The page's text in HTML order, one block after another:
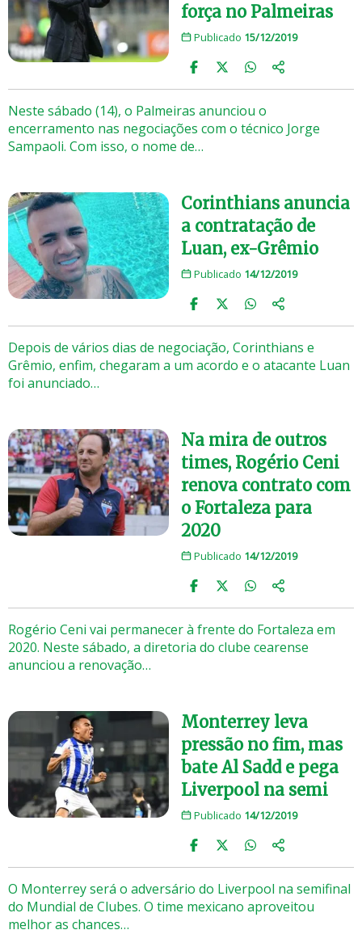
força no Palmeiras
Publicado 15/12/2019
Neste sábado (14), o Palmeiras anunciou o
encerramento nas negociações com o técnico Jorge
Sampaoli. Com isso, o nome de…
Corinthians anuncia
a contratação de
Luan, ex-Grêmio
Publicado 14/12/2019
Depois de vários dias de negociação, Corinthians e
Grêmio, enfim, chegaram a um acordo e o atacante Luan
foi anunciado…
Na mira de outros
times, Rogério Ceni
renova contrato com
o Fortaleza para
2020
Publicado 14/12/2019
Rogério Ceni vai permanecer à frente do Fortaleza em
2020. Neste sábado, a diretoria do clube cearense
anunciou a renovação…
Monterrey leva
pressão no fim, mas
bate Al Sadd e pega
Liverpool na semi
Publicado 14/12/2019
O Monterrey será o adversário do Liverpool na semifinal
do Mundial de Clubes. O time mexicano aproveitou
melhor as chances…